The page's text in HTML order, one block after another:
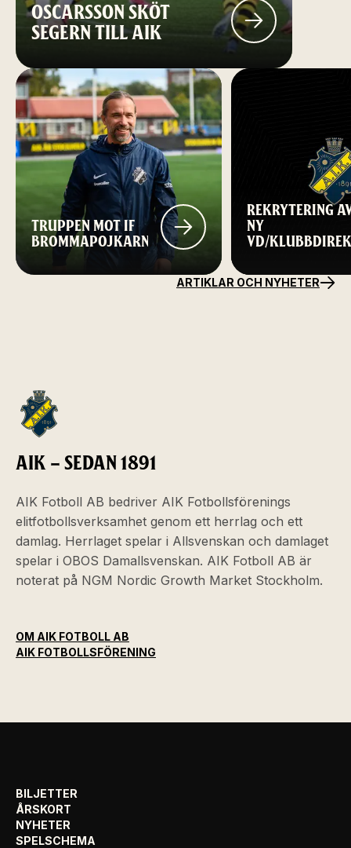
OSCARSSON SKÖT
SEGERN TILL AIK
TRUPPEN MOT IF
BROMMAPOJKARNA
REKRYTERING
NY
VD/
ARTIKLAR OCH NYHETER
AIK – SEDAN 1891
AIK Fotboll AB bedriver AIK Fotbollsförenings
elitfotbollsverksamhet genom ett herrlag och ett
damlag. Herrlaget spelar i Allsvenskan och damlaget
spelar i OBOS Damallsvenskan. AIK Fotboll AB är
noterat på NGM Nordic Growth Market Stockholm.
OM AIK FOTBOLL AB
AIK FOTBOLLSFÖRENING
BILJETTER
ÅRSKORT
NYHETER
SPELSCHEMA